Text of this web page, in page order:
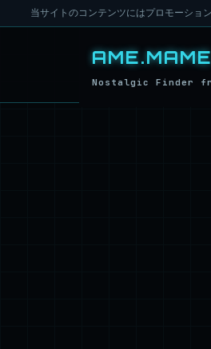
当サイトのコンテンツにはプロモーショ